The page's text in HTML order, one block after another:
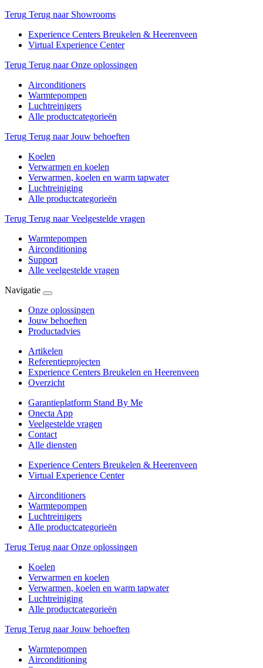
Terug Terug naar Showrooms
Experience Centers Breukelen & Heerenveen
Virtual Experience Center
Terug Terug naar Onze oplossingen
Airconditioners
Warmtepompen
Luchtreinigers
Alle productcategorieën
Terug Terug naar Jouw behoeften
Koelen
Verwarmen en koelen
Verwarmen, koelen en warm tapwater
Luchtreiniging
Alle productcategorieën
Terug Terug naar Veelgestelde vragen
Warmtepompen
Airconditioning
Support
Alle veelgestelde vragen
Navigatie
Onze oplossingen
Jouw behoeften
Productadvies
Artikelen
Referentieprojecten
Experience Centers Breukelen en Heerenveen
Overzicht
Garantieplatform Stand By Me
Onecta App
Veelgestelde vragen
Contact
Alle diensten
Experience Centers Breukelen & Heerenveen
Virtual Experience Center
Airconditioners
Warmtepompen
Luchtreinigers
Alle productcategorieën
Terug Terug naar Onze oplossingen
Koelen
Verwarmen en koelen
Verwarmen, koelen en warm tapwater
Luchtreiniging
Alle productcategorieën
Terug Terug naar Jouw behoeften
Warmtepompen
Airconditioning